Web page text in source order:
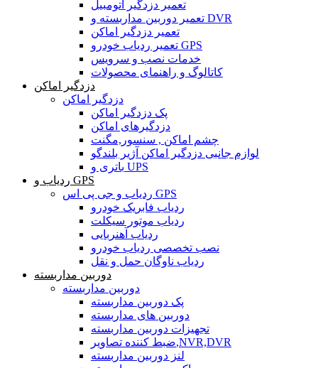
تعمیر دزدگیر اتومبیل
تعمیر دوربین مداربسته و DVR
تعمیر دزدگیر اماکن
تعمیر ردیاب خودرو GPS
خدمات نصب و سرویس
کاتالوگ و راهنمای محصولات
دزدگیر اماکن
دزدگیر اماکن
پک دزدگیر اماکن
دزدگیرهای اماکن
چشم اماکن , سنسور,مگنت
لوازم جانبی دزدگیر اماکن آژیر بلندگو
باتری و UPS
ردیاب و GPS
ردیاب و جی پی اس GPS
ردیاب فابریک خودرو
ردیاب موتور سیکلت
ردیاب آهنربایی
نصب تخصصی ردیاب خودرو
ردیاب ناوگان حمل و نقل
دوربین مداربسته
دوربین مداربسته
پک دوربین مداربسته
دوربین های مداربسته
تجهیزات دوربین مداربسته
ضبط کننده تصاویر,NVR,DVR
لنز دوربین مداربسته